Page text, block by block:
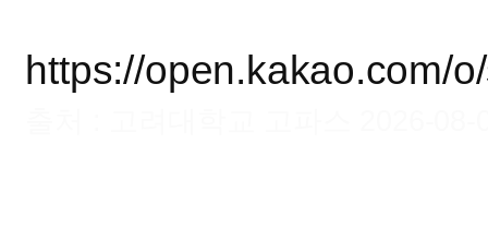
https://open.kakao.com/